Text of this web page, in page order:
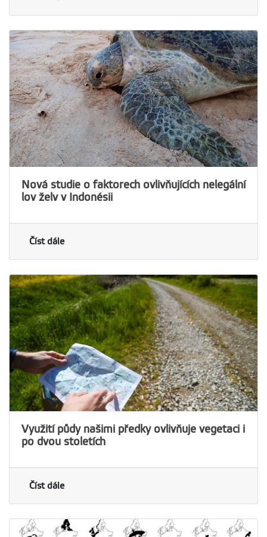
Nová studie o faktorech ovlivňujících nelegální
lov želv v Indonésii
Číst dále
Využití půdy našimi předky ovlivňuje vegetaci i
po dvou stoletích
Číst dále